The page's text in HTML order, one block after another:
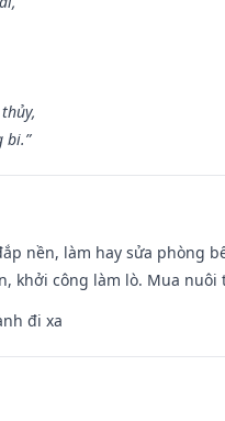
bi.”
nền, làm hay sửa phòng
khởi công làm lò. Mua nuôi
đi xa